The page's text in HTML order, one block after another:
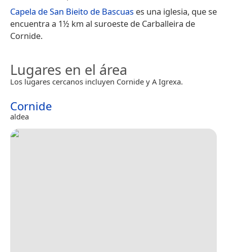
Capela de San Bieito de Bascuas es una iglesia, que se
encuentra a 1½ km al suroeste de Carballeira de
Cornide.
Lugares en el área
Los lugares cercanos incluyen Cornide y A Igrexa.
Cornide
aldea